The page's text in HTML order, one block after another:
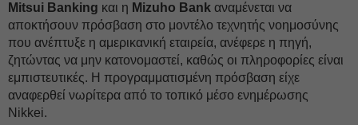
Mitsui Banking και η Mizuho Bank αναμένεται να
αποκτήσουν πρόσβαση στο μοντέλο τεχνητής νοημοσύνης
που ανέπτυξε η αμερικανική εταιρεία, ανέφερε η πηγή,
ζητώντας να μην κατονομαστεί, καθώς οι πληροφορίες είναι
εμπιστευτικές. Η προγραμματισμένη πρόσβαση είχε
αναφερθεί νωρίτερα από το τοπικό μέσο ενημέρωσης
Nikkei.